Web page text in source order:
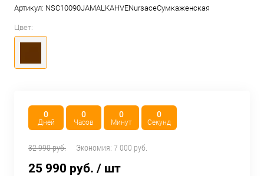
Артикул: NSC10090JAMALKAHVENursaceСумкаженская
Цвет:
0
Дней
0
Часов
0
Минут
0
Секунд
32 990 руб. Экономия: 7 000 руб.
25 990 руб. / шт